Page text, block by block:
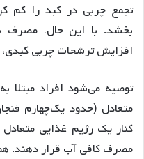
تجمع چربی در کبد را کم
بخشد. با این حال، مصرف
افزایش ترشحات چربی
توصیه می‌شود افراد مبتلا
متعادل (حدود یک‌چهارم
کنار یک رژیم غذایی
مصرف کافی آب قرار دهند.